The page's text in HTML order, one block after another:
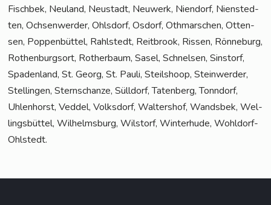
Fisch­bek, Neu­land, Neu­stadt, Neu­werk, Nien­dorf, Nien­sted­
ten, Och­sen­wer­der, Ohls­dorf, Osdorf, Oth­mar­schen, Otten­
sen, Pop­pen­büt­tel, Rahl­stedt, Reit­brook, Ris­sen, Rön­ne­burg,
Rothen­burg­sort, Rother­baum, Sasel, Schnel­sen, Sinstorf,
Spa­den­land, St. Georg, St. Pau­li, Steil­shoop, Stein­wer­der,
Stel­lin­gen, Stern­schan­ze, Süll­dorf, Taten­berg, Tonn­dorf,
Uhlen­horst, Ved­del, Volks­dorf, Wal­ters­hof, Wands­bek, Wel­
lings­büt­tel, Wil­helms­burg, Wilstorf, Win­ter­hu­de, Wohldorf-
Ohlstedt.